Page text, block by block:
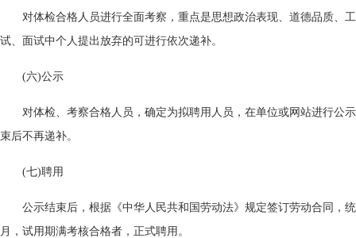
对体检合格人员进行全面考察，重点是思想政治表现、道德品质、
试、面试中个人提出放弃的可进行依次递补。
(六)公示
对体检、考察合格人员，确定为拟聘用人员，在单位或网站进行公
束后不再递补。
(七)聘用
公示结束后，根据《中华人民共和国劳动法》规定签订劳动合同，
月，试用期满考核合格者，正式聘用。